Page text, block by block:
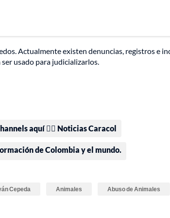
Actualmente existen denuncias, registros e
usado para judicializarlos.
aquí 👉🏻 Noticias Caracol
de Colombia y el mundo.
Cepeda Animales Abuso de Animales